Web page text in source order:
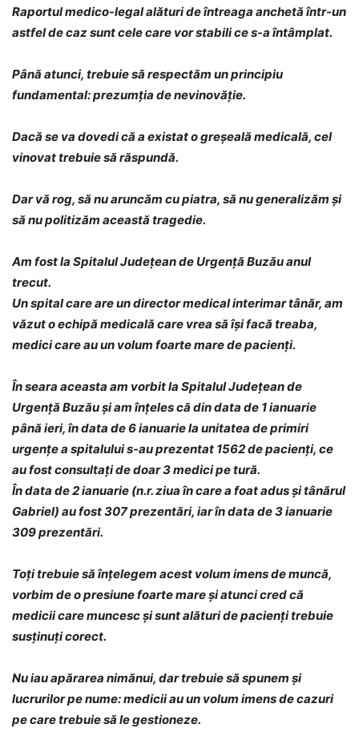
Raportul medico-legal alături de întreaga anchetă într-un
astfel de caz sunt cele care vor stabili ce s-a întâmplat.
Până atunci, trebuie să respectăm un principiu
fundamental: prezumția de nevinovăție.
Dacă se va dovedi că a existat o greșeală medicală, cel
vinovat trebuie să răspundă.
Dar vă rog, să nu aruncăm cu piatra, să nu generalizăm și
să nu politizăm această tragedie.
Am fost la Spitalul Județean de Urgență Buzău anul
trecut.
Un spital care are un director medical interimar tânăr, am
văzut o echipă medicală care vrea să își facă treaba,
medici care au un volum foarte mare de pacienți.
În seara aceasta am vorbit la Spitalul Judeţean de
Urgenţă Buzău și am înțeles că din data de 1 ianuarie
până ieri, în data de 6 ianuarie la unitatea de primiri
urgențe a spitalului s-au prezentat 1562 de pacienți, ce
au fost consultați de doar 3 medici pe tură.
În data de 2 ianuarie (n.r. ziua în care a foat adus și tânărul
Gabriel) au fost 307 prezentări, iar în data de 3 ianuarie
309 prezentări.
Toți trebuie să înțelegem acest volum imens de muncă,
vorbim de o presiune foarte mare și atunci cred că
medicii care muncesc și sunt alături de pacienți trebuie
susținuți corect.
Nu iau apărarea nimănui, dar trebuie să spunem și
lucrurilor pe nume: medicii au un volum imens de cazuri
pe care trebuie să le gestioneze.